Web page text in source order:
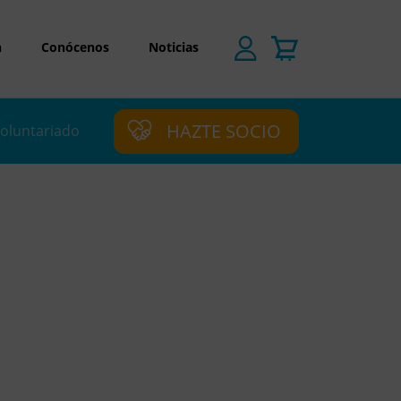
Conócenos Noticias
HAZTE SOCIO